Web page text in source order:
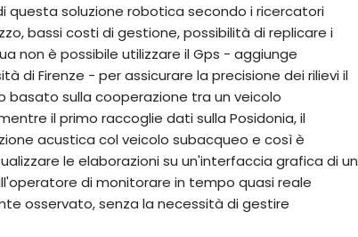
questa soluzione robotica secondo i ricercatori
bassi costi di gestione, possibilità di replicare i
non è possibile utilizzare il Gps - aggiunge
di Firenze - per assicurare la precisione dei rilievi il
sulla cooperazione tra un veicolo
il primo raccoglie dati sulla Posidonia, il
acustica col veicolo subacqueo e così è
le elaborazioni su un'interfaccia grafica di un
di monitorare in tempo quasi reale
osservato, senza la necessità di gestire